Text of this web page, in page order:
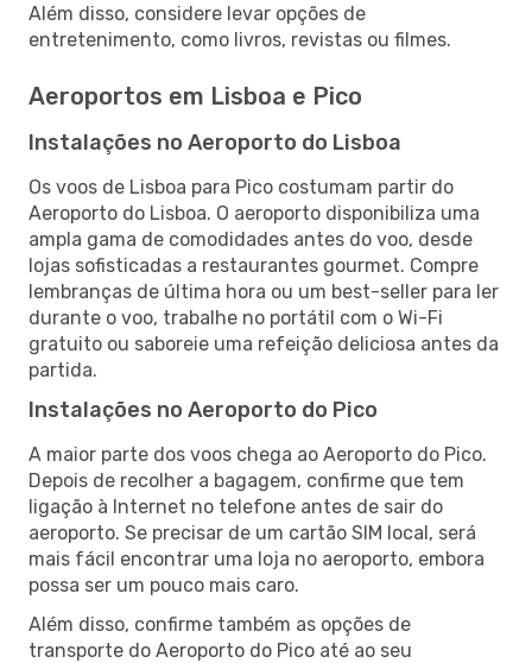
Além disso, considere levar opções de
entretenimento, como livros, revistas ou filmes.
Aeroportos em Lisboa e Pico
Instalações no Aeroporto do Lisboa
Os voos de Lisboa para Pico costumam partir do
Aeroporto do Lisboa. O aeroporto disponibiliza uma
ampla gama de comodidades antes do voo, desde
lojas sofisticadas a restaurantes gourmet. Compre
lembranças de última hora ou um best-seller para ler
durante o voo, trabalhe no portátil com o Wi-Fi
gratuito ou saboreie uma refeição deliciosa antes da
partida.
Instalações no Aeroporto do Pico
A maior parte dos voos chega ao Aeroporto do Pico.
Depois de recolher a bagagem, confirme que tem
ligação à Internet no telefone antes de sair do
aeroporto. Se precisar de um cartão SIM local, será
mais fácil encontrar uma loja no aeroporto, embora
possa ser um pouco mais caro.
Além disso, confirme também as opções de
transporte do Aeroporto do Pico até ao seu